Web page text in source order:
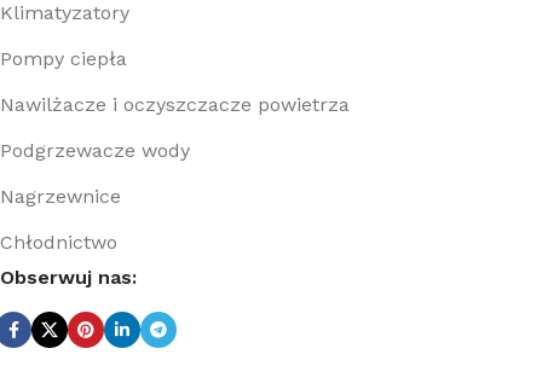
Klimatyzatory
Pompy ciepła
Nawilżacze i oczyszczacze powietrza
Podgrzewacze wody
Nagrzewnice
Chłodnictwo
Obserwuj nas: